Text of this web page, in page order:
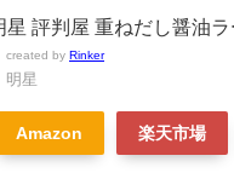
星 評判屋 重ねだし醤油
created by Rinker
明星
Amazon 楽天市場